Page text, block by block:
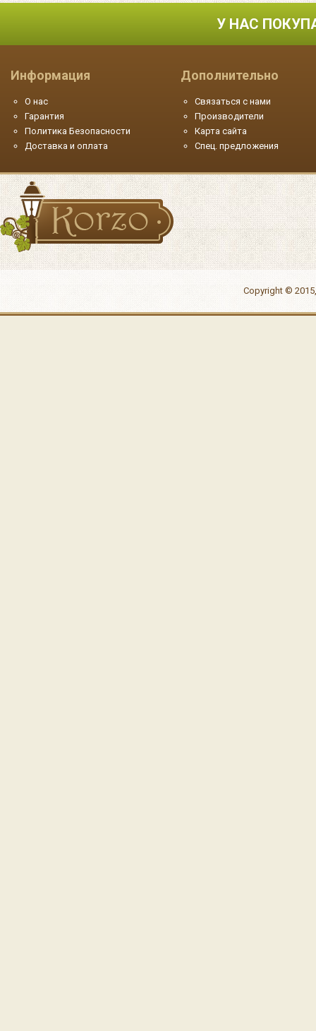
У НАС
Информация
О нас
Гарантия
Политика Безопасности
Доставка и оплата
Дополнительно
Связаться с нами
Производители
Карта сайта
Спец. предложения
Copyright ©